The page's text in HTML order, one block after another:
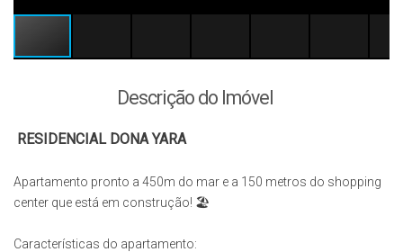
Descrição do Imóvel
RESIDENCIAL DONA YARA
Apartamento pronto a 450m do mar e a 150 metros do shopping
center que está em construção! 🏖️
Características do apartamento: